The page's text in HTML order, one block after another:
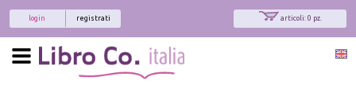
articoli: 0 pz.
registrati
login